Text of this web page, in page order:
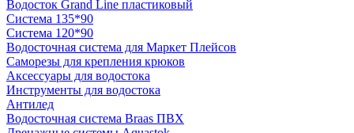
Водосток Grand Line пластиковый
Система 135*90
Система 120*90
Водосточная система для Маркет Плейсов
Саморезы для крепления крюков
Аксессуары для водостока
Инструменты для водостока
Антилед
Водосточная система Braas ПВХ